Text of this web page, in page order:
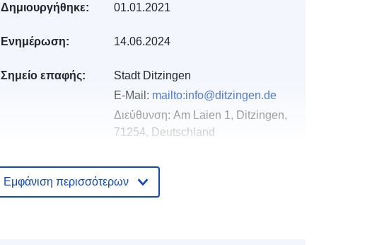
Δημιουργήθηκε: 01.01.2021
Ενημέρωση: 14.06.2024
Σημείο επαφής:
Stadt Ditzingen
E-Mail: mailto:info@ditzingen.de
Διεύθυνση: Am Laien 1, Ditzingen,
71254, Deutschland
http://www.ditzingen.de
Εμφάνιση περισσότερων